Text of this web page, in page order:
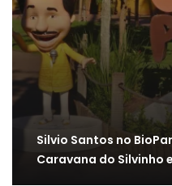
Silvio Santos no
Caravana do Silvinho